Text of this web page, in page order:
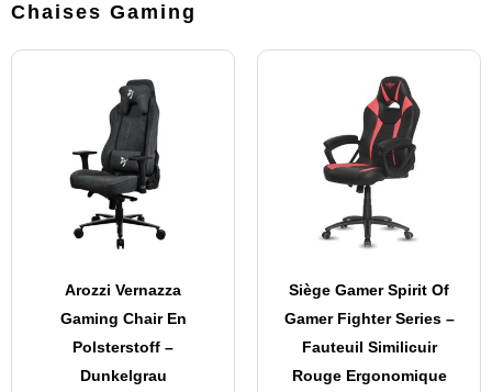
Chaises Gaming
Arozzi Vernazza
Gaming Chair En
Polsterstoff –
Dunkelgrau
Siège Gamer Spirit Of
Gamer Fighter Series –
Fauteuil Similicuir
Rouge Ergonomique